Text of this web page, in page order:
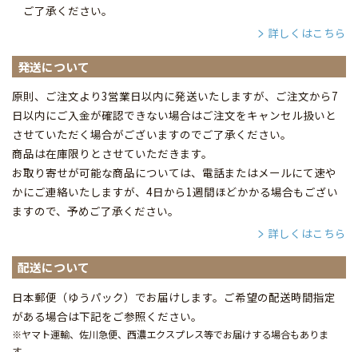
ご了承ください。
詳しくはこちら
発送について
原則、ご注文より3営業日以内に発送いたしますが、ご注文から7
日以内にご入金が確認できない場合はご注文をキャンセル扱いと
させていただく場合がございますのでご了承ください。
商品は在庫限りとさせていただきます。
お取り寄せが可能な商品については、電話またはメールにて速や
かにご連絡いたしますが、4日から1週間ほどかかる場合もござい
ますので、予めご了承ください。
詳しくはこちら
配送について
日本郵便（ゆうパック）でお届けします。ご希望の配送時間指定
がある場合は下記をご参照ください。
※ヤマト運輸、佐川急便、西濃エクスプレス等でお届けする場合もありま